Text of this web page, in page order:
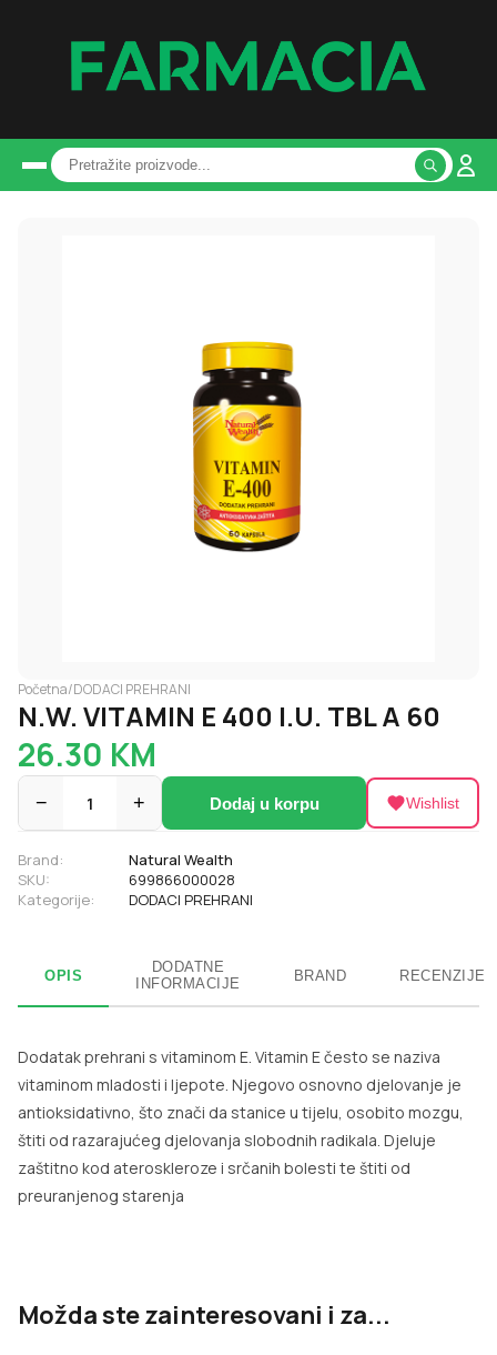
Početna/DODACI PREHRANI
N.W. VITAMIN E 400 I.U. TBL A 60
26.30 KM
− 1 + Dodaj u korpu Wishlist
Brand:
Natural Wealth
SKU:
699866000028
Kategorije:
DODACI PREHRANI
OPIS
DODATNE
INFORMACIJE
BRAND RECENZIJE
Dodatak prehrani s vitaminom E. Vitamin E često se naziva
vitaminom mladosti i ljepote. Njegovo osnovno djelovanje je
antioksidativno, što znači da stanice u tijelu, osobito mozgu,
štiti od razarajućeg djelovanja slobodnih radikala. Djeluje
zaštitno kod ateroskleroze i srčanih bolesti te štiti od
preuranjenog starenja
Možda ste zainteresovani i za...